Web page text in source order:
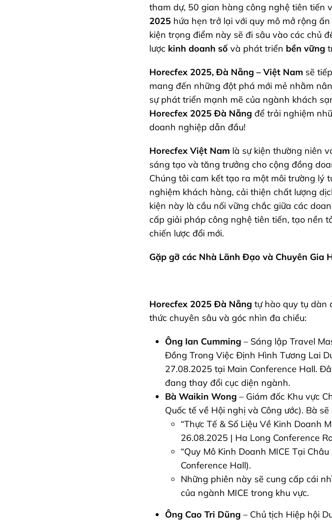
tham dự, 50 gian hàng công nghệ tiên tiến
2025 hứa hẹn trở lại với quy mô mở rộng
kiện trọng điểm này sẽ đi sâu vào các chủ
lược kinh doanh số và phát triển bền vững
Horecfex 2025, Đà Nẵng – Việt Nam sẽ
mang đến những đột phá mới mẻ nhằm
sự phát triển mạnh mẽ của ngành khách
Horecfex 2025 Đà Nẵng để trải nghiệm
doanh nghiệp dẫn đầu!
Horecfex Việt Nam là sự kiện thường niên
sáng tạo và tăng trưởng cho cộng đồng
Chúng tôi cam kết tạo ra một môi trường lý
nghiệm khách hàng, cải thiện chất lượng
kiện này là cầu nối vững chắc giữa các
cấp giải pháp công nghệ tiên tiến, tạo nền
chiến lược đổi mới.
Gặp gỡ các Nhà Lãnh Đạo và Chuyên
Horecfex 2025 Đà Nẵng tự hào quy tụ dàn
thức chuyên sâu và góc nhìn đa chiều:
Ông Ian Cumming – Sáng lập Travel
Đồng Trong Việc Định Hình Tương Lai
27.08.2025 tại Main Conference Hall.
đang thay đổi cục diện ngành.
Bà Waikin Wong – Giám đốc Khu vực
Quốc tế về Hội nghị và Công ước). Bà
“Thực Tế & Số Liệu Về Kinh Doanh
26.08.2025 | Ha Long Conference
“Quy Mô Kinh Doanh MICE Tại
Conference Hall).
Những phiên này sẽ cung cấp cái
của ngành MICE trong khu vực.
Ông Cao Tri Dũng – Chủ tịch Hiệp hội